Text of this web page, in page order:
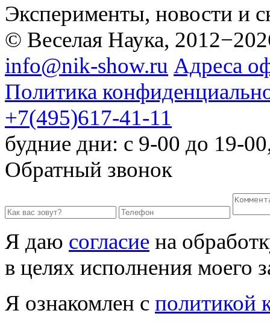
Эксперименты, новости и
© Веселая Наука,
info@nik-show.ru Адреса
Политика
+7(495)617-41-11
будние дни: с 9-00 до 19-
Обратный звонок
Я даю согласие на
в целях исполнения моего
Я ознакомлен с политикой